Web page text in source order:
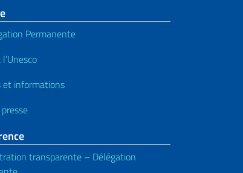
Permanente
et informations
transparente – Délégation